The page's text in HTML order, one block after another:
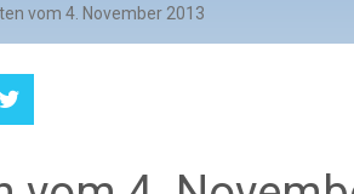
vom 4. November 2013